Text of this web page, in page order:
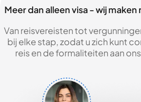
Meer dan alleen visa - wij
Van reisvereisten tot
bij elke stap, zodat u zich kunt
reis en de formaliteiten aan